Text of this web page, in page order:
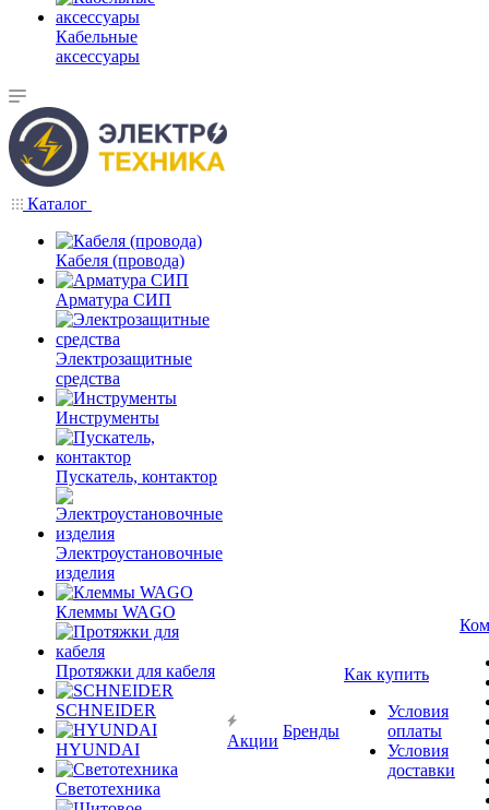
Кабельные
аксессуары
Каталог
Кабеля (провода)
Арматура СИП
Электрозащитные
средства
Инструменты
Пускатель, контактор
Электроустановочные
изделия
Клеммы WAGO
Протяжки для кабеля
SCHNEIDER
HYUNDAI
Светотехника
Акции
Бренды
Как купить
Условия
оплаты
Условия
доставки